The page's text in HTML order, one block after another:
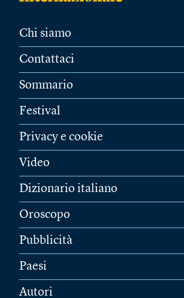
Chi siamo
Contattaci
Sommario
Festival
Privacy e cookie
Video
Dizionario italiano
Oroscopo
Pubblicità
Paesi
Autori